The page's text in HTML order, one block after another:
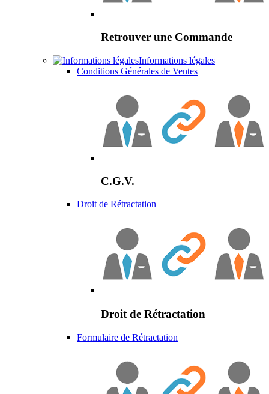
Retrouver une Commande
Informations légales
Conditions Générales de Ventes
C.G.V.
Droit de Rétractation
Droit de Rétractation
Formulaire de Rétractation